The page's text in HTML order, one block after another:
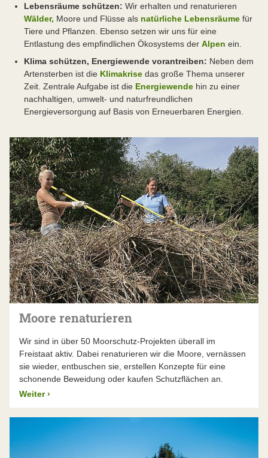
Lebensräume schützen: Wir erhalten und renaturieren
Wälder, Moore und Flüsse als natürliche Lebensräume für
Tiere und Pflanzen. Ebenso setzen wir uns für eine
Entlastung des empfindlichen Ökosystems der Alpen ein.
Klima schützen, Energiewende vorantreiben: Neben dem
Artensterben ist die Klimakrise das große Thema unserer
Zeit. Zentrale Aufgabe ist die Energiewende hin zu einer
nachhaltigen, umwelt- und naturfreundlichen
Energieversorgung auf Basis von Erneuerbaren Energien.
Moore renaturieren
Wir sind in über 50 Moorschutz-Projekten überall im
Freistaat aktiv. Dabei renaturieren wir die Moore, vernässen
sie wieder, entbuschen sie, erstellen Konzepte für eine
schonende Beweidung oder kaufen Schutzflächen an.
Weiter ›